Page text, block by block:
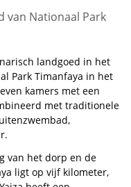
van Nationaal Park
landgoed in het
Park Timanfaya in het
kamers met een
met traditionele
van het dorp en de
ligt op vijf kilometer,